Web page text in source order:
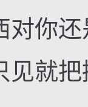
对你
见就